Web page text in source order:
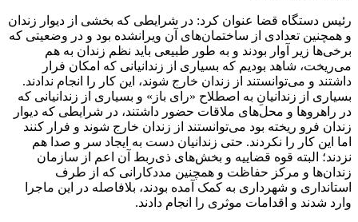
رئیس دستگاه قضا عنوان کرد: در شرایطی که بخشی از دیوار زندان
و همچنین تعدادی از ساختمان‌های آن ویرانشده بود و در وضعیتی که
برخی‌ها زیر آوار بودند و به طور طبیعی باید نظم زندان به هم
می‌ریخت، شاهد بودیم که بسیاری از زندانیانی که امکان فرار
داشتند و می‌توانستند از زندان خارج شوند، این کار را انجام ندادند.
بسیاری از زندانیانِ به اصطلاح «رای باز» و بسیاری از زندانیانی که
در راهروها و محل‌های ملاقات حضور داشتند، در شرایطی که دیوار
زندان فرو ریخته بود می‌توانستند از زندان خارج شوند و فرار کنند
اما این کار را نکردند. حتی زندانیان دست به ایجاد سر و صدا هم
نزدند؛ البته قوه قضاییه و بخش‌های ذی‌ربط آن اعم از سازمان
زندان‌ها و مرکز حفاظت و همچنین مددکارانی که از طرف
استانداری و شهرداری به کمک آمده بودند، بلافاصله در این ماجرا
وارد شدند و اقدامات موثری را انجام دادند.